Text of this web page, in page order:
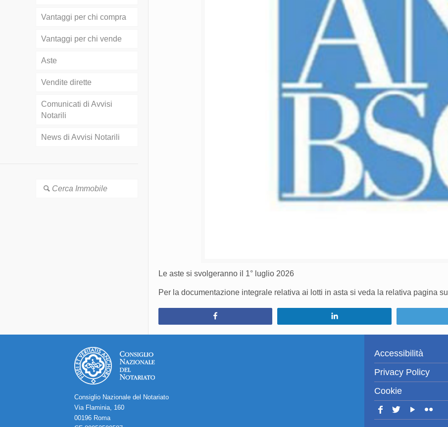
Le aste si svolgeranno il 1° luglio 2026
Per la documentazione integrale relativa ai lotti in asta si veda la relativa pagina su
Vantaggi per chi compra
Vantaggi per chi vende
Aste
Vendite dirette
Comunicati di Avvisi
Notarili
News di Avvisi Notarili
Cerca Immobile
Accessibilità
Privacy Policy
Cookie
Consiglio Nazionale del Notariato
Via Flaminia, 160
00196 Roma